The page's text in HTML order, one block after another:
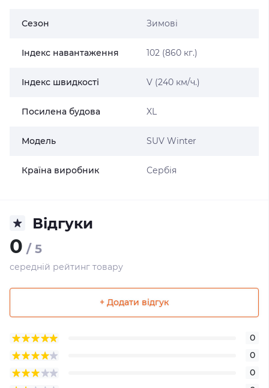
Сезон Зимові
Індекс навантаження 102 (860 кг.)
Індекс швидкості V (240 км/ч.)
Посилена будова XL
Модель SUV Winter
Країна виробник Сербія
Відгуки
0 / 5
середній рейтинг товару
+ Додати відгук
0
0
0